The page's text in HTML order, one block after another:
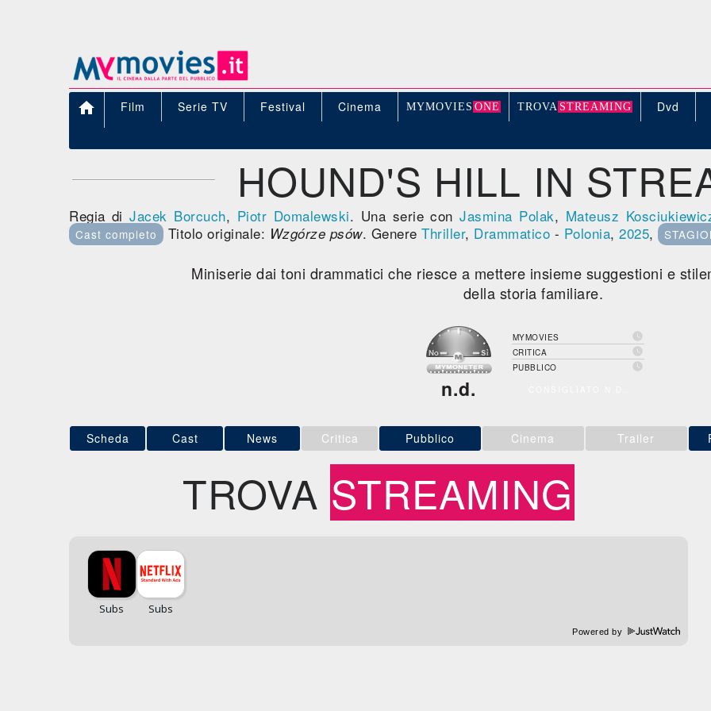
 Film Serie TV Festival Cinema MYMOVIE S ONE TROVA STREAMING Dvd
HOUND'S HILL IN
Regia diJacek Borcuch, Piotr Domalewski. Una serie conJasmina Polak, Mateusz
Cast completo Titolo originale: Wzgórze psów. Genere Thriller, Drammatico - Polonia, 2025,
Miniserie dai toni drammatici che riesce a mettere insieme suggestioni e
della storia familiare.
n.d.
MYMOVIES 
CRITICA 
PUBBLICO 
Scheda Cast News Critica Pubblico Cinema Trailer
TROVA STREAMING
Powered by